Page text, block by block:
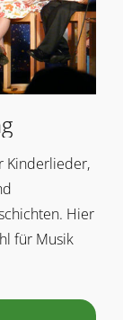
Kinderlieder,
Hier
für Musik